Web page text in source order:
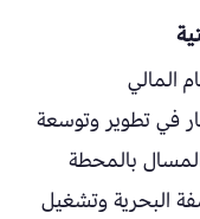
المالي
في تطوير وتوسعة
المسال بالمحطة
البحرية وتشغيل